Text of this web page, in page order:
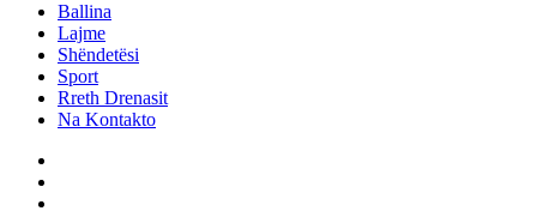
Ballina
Lajme
Shëndetësi
Sport
Rreth Drenasit
Na Kontakto